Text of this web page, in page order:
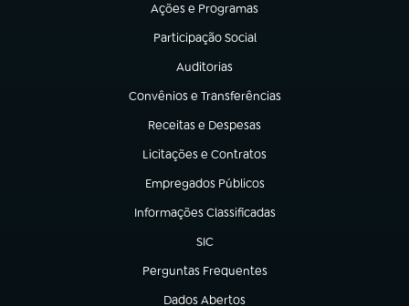
Ações e Programas
(abre em nova aba)
Participação Social
(abre em nova aba)
Auditorias
(abre em nova aba)
Convênios e Transferências
(abre em nova aba)
Receitas e Despesas
(abre em nova aba)
Licitações e Contratos
(abre em nova aba)
Empregados Públicos
(abre em nova aba)
Informações Classificadas
(abre em nova aba)
SIC
(abre em nova aba)
Perguntas Frequentes
(abre em nova aba)
Dados Abertos